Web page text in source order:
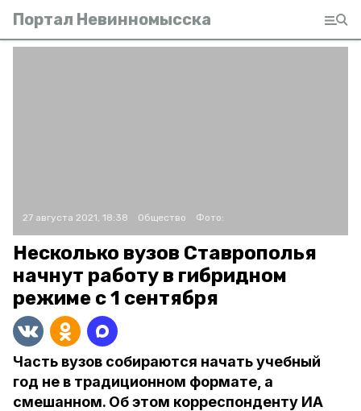
Портал Невинномысска
27 августа 2021, 18:38 Общество Фото:
Несколько вузов Ставрополья
начнут работу в гибридном
режиме с 1 сентября
Часть вузов собираются начать учебный
год не в традиционном формате, а
смешанном. Об этом корреспонденту ИА